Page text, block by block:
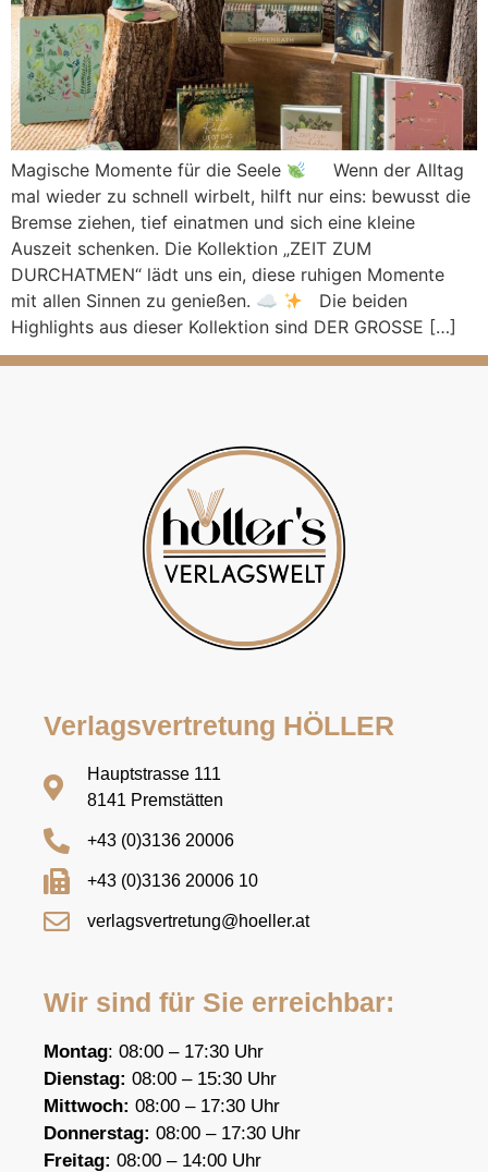
Magische Momente für die Seele
Wenn der Alltag
mal wieder zu schnell wirbelt, hilft nur eins: bewusst die
Bremse ziehen, tief einatmen und sich eine kleine
Auszeit schenken. Die Kollektion „ZEIT ZUM
DURCHATMEN“ lädt uns ein, diese ruhigen Momente
mit allen Sinnen zu genießen. ☁
Die beiden
Highlights aus dieser Kollektion sind DER GROSSE […]
Verlagsvertretung HÖLLER
Hauptstrasse 111
8141 Premstätten
+43 (0)3136 20006
+43 (0)3136 20006 10
verlagsvertretung@hoeller.at
Wir sind für Sie erreichbar:
Montag: 08:00 – 17:30 Uhr
Dienstag: 08:00 – 15:30 Uhr
Mittwoch: 08:00 – 17:30 Uhr
Donnerstag: 08:00 – 17:30 Uhr
Freitag: 08:00 – 14:00 Uhr